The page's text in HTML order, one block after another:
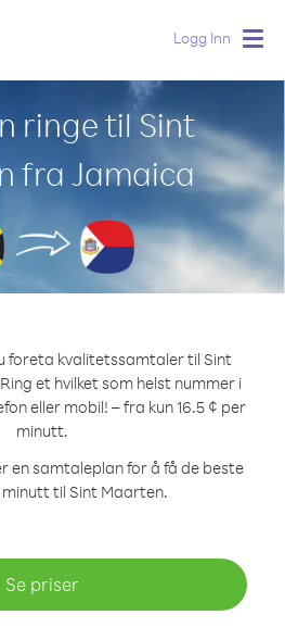
Logg Inn
ringe til Sint
fra Jamaica
foreta kvalitetssamtaler til Sint
Ring et hvilket som helst nummer i
eller mobil! – fra kun 16.5 ¢ per
minutt.
en samtaleplan for å få de beste
til Sint Maarten.
Se priser